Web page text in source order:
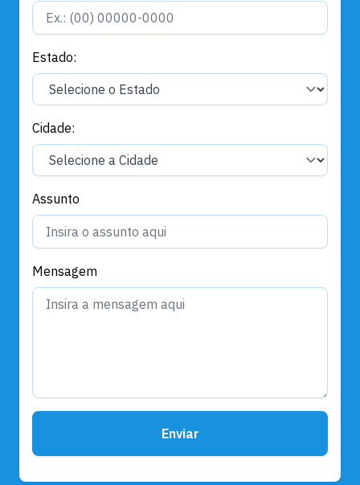
Estado:
Cidade:
Assunto
Mensagem
Enviar